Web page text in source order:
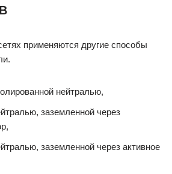
применяются другие способы
нейтралью,
заземленной через
заземленной через активное